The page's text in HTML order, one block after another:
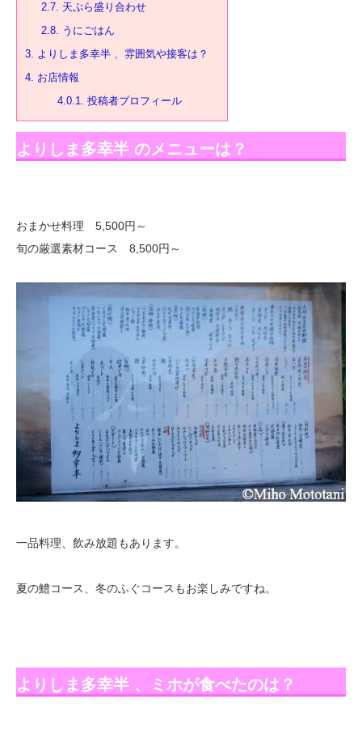
2.7. 天ぷら盛り合わせ
2.8. うにごはん
3. よりしま多幸半 、雰囲気や接客は？
4. お店情報
4.0.1. 投稿者プロフィール
よりしま多幸半 のメニューは？
おまかせ料理 5,500円～
旬の厳選素材コース 8,500円～
一品料理、飲み放題もあります。
夏の鱧コース、冬のふぐコースもお楽しみですね。
よりしま多幸半 、ミホが食べたのは？